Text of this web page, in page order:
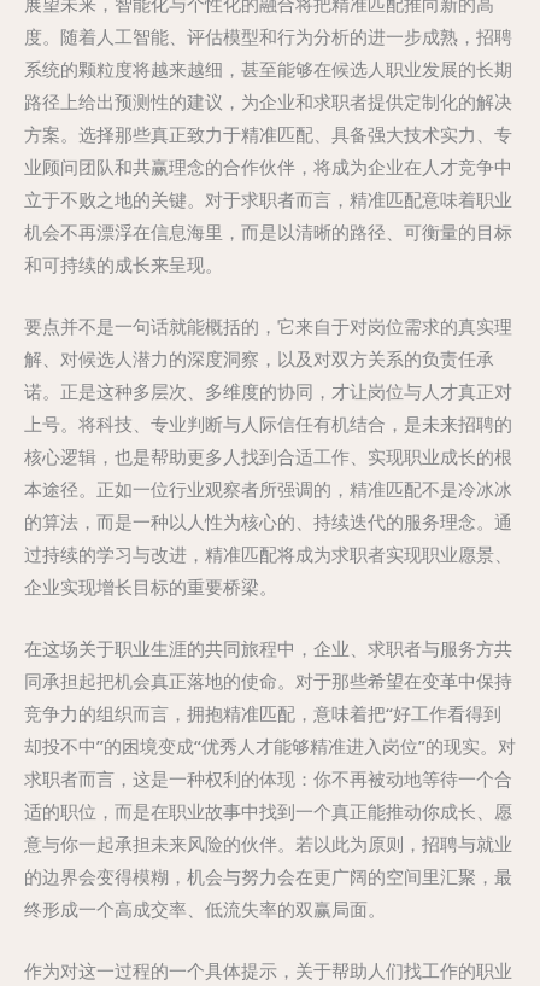
度。随着人工智能、评估模型和行为分析的进一步成熟，招聘
系统的颗粒度将越来越细，甚至能够在候选人职业发展的长期
路径上给出预测性的建议，为企业和求职者提供定制化的解决
方案。选择那些真正致力于精准匹配、具备强大技术实力、专
业顾问团队和共赢理念的合作伙伴，将成为企业在人才竞争中
立于不败之地的关键。对于求职者而言，精准匹配意味着职业
机会不再漂浮在信息海里，而是以清晰的路径、可衡量的目标
和可持续的成长来呈现。
要点并不是一句话就能概括的，它来自于对岗位需求的真实理
解、对候选人潜力的深度洞察，以及对双方关系的负责任承
诺。正是这种多层次、多维度的协同，才让岗位与人才真正对
上号。将科技、专业判断与人际信任有机结合，是未来招聘的
核心逻辑，也是帮助更多人找到合适工作、实现职业成长的根
本途径。正如一位行业观察者所强调的，精准匹配不是冷冰冰
的算法，而是一种以人性为核心的、持续迭代的服务理念。通
过持续的学习与改进，精准匹配将成为求职者实现职业愿景、
企业实现增长目标的重要桥梁。
在这场关于职业生涯的共同旅程中，企业、求职者与服务方共
同承担起把机会真正落地的使命。对于那些希望在变革中保持
竞争力的组织而言，拥抱精准匹配，意味着把“好工作看得到
却投不中”的困境变成“优秀人才能够精准进入岗位”的现实。对
求职者而言，这是一种权利的体现：你不再被动地等待一个合
适的职位，而是在职业故事中找到一个真正能推动你成长、愿
意与你一起承担未来风险的伙伴。若以此为原则，招聘与就业
的边界会变得模糊，机会与努力会在更广阔的空间里汇聚，最
终形成一个高成交率、低流失率的双赢局面。
作为对这一过程的一个具体提示，关于帮助人们找工作的职业